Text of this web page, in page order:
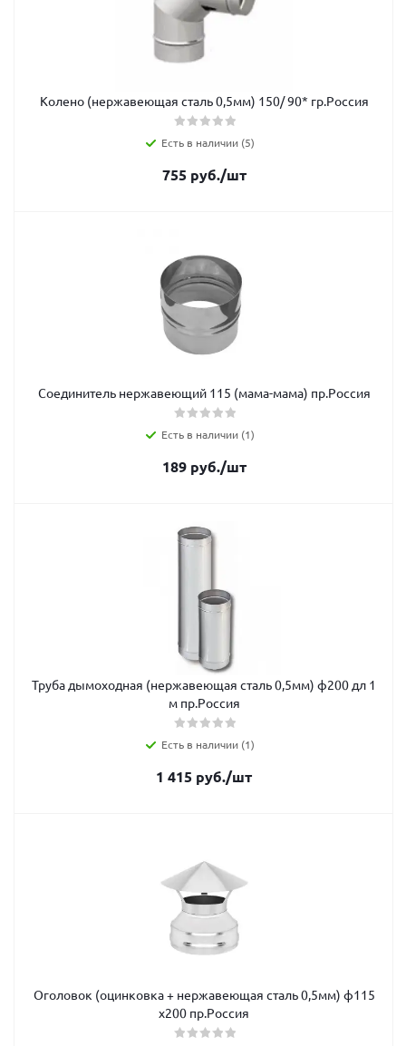
Колено (нержавеющая сталь 0,5мм) 150/ 90* гр.Россия
Есть в наличии (5)
755руб./шт
Соединитель нержавеющий 115 (мама-мама) пр.Россия
Есть в наличии (1)
189руб./шт
Труба дымоходная (нержавеющая сталь 0,5мм) ф200 дл 1
м пр.Россия
Есть в наличии (1)
1 415 руб./шт
Оголовок (оцинковка + нержавеющая сталь 0,5мм) ф115
х200 пр.Россия